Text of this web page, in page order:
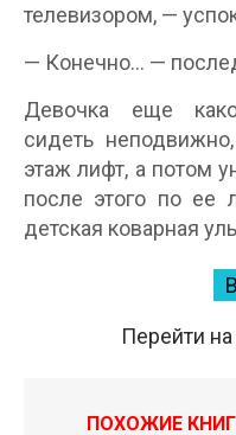
телевизором, —
— Конечно… —
Девочка еще
сидеть
этаж лифт, а потом
после этого по ее
детская коварная
Перейти
ПОХОЖИЕ